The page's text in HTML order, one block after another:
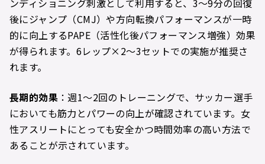
ンディショニング刺激として利用すると、3〜9分の回復
後にジャンプ（CMJ）や方向転換パフォーマンスが一時
的に向上するPAPE（活性化後パフォーマンス増強）効果
が得られます。6レップ×2〜3セットでの実施が推奨さ
れます。
長期的効果 ：週1〜2回のトレーニングで、サッカー選手
においても筋力とパワーの向上が確認されています。女
性アスリートにとっても安全かつ時間効率の高い方法で
あることが示されています。